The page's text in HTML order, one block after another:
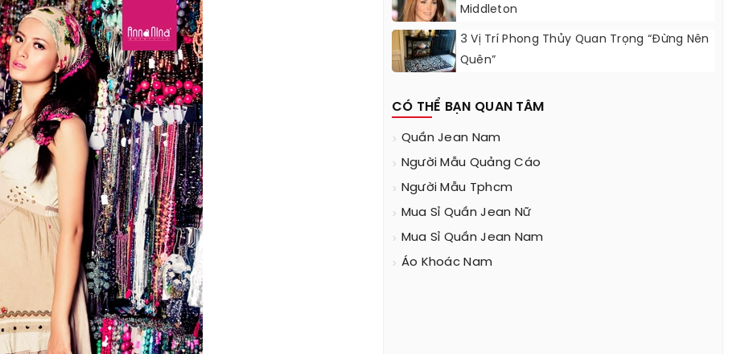
Middleton
3 Vị Trí Phong Thủy Quan Trọng “đừng Nên
Quên”
CÓ THỂ BẠN QUAN TÂM
Quần Jean Nam
Người Mẫu Quảng Cáo
Người Mẫu Tphcm
Mua Sỉ Quần Jean Nữ
Mua Sỉ Quần Jean Nam
Áo Khoác Nam